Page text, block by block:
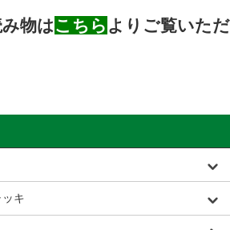
物はこちら よりご覧いただ
キ